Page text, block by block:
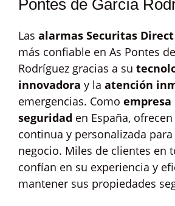
Pontes de García
Las alarmas Securitas Direct
más confiable en As Pontes
Rodríguez gracias a su
innovadora y la atención
emergencias. Como
seguridad en España,
continua y personalizada
negocio. Miles de clientes en
confían en su experiencia y
mantener sus propiedades